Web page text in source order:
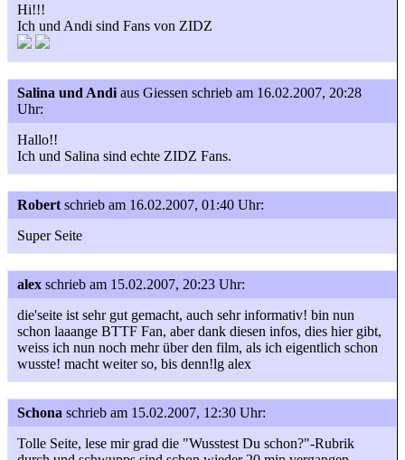
Hi!!!
Ich und Andi sind Fans von ZIDZ
Salina und Andi aus Giessen schrieb am 16.02.2007, 20:28
Uhr:
Hallo!!
Ich und Salina sind echte ZIDZ Fans.
Robert schrieb am 16.02.2007, 01:40 Uhr:
Super Seite
alex schrieb am 15.02.2007, 20:23 Uhr:
die'seite ist sehr gut gemacht, auch sehr informativ! bin nun
schon laaange BTTF Fan, aber dank diesen infos, dies hier gibt,
weiss ich nun noch mehr über den film, als ich eigentlich schon
wusste! macht weiter so, bis denn!lg alex
Schona schrieb am 15.02.2007, 12:30 Uhr:
Tolle Seite, lese mir grad die "Wusstest Du schon?"-Rubrik